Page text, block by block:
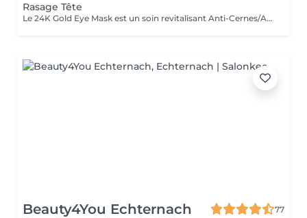
Rasage Tête
Le 24K Gold Eye Mask est un soin revitalisant Anti-Cernes/Anti-Rides composé de Collagène Végétal haute densité, Aloe Vera, Huile de pépins de raisin, Peptides d'avoine, Vitamine A, Acid Hyaluronic et Poudre d'or 24 carats
Beauty4You Echternach
77